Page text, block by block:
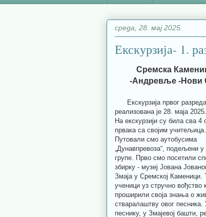
среда, 28. мај 2025.
Екскурзија- 1.
Сремска
-Андревље -Нови
Екскурзија првог разреда
реализована је 28. маја
На екскурзији су била сва
првака са својим учитељица.
Путовали смо аутобусима
„Дунавпревоза“, подељени
групе. Прво смо посетили
збирку - музеј Јована
Змаја у Сремској Каменици.
ученици уз стручно вођство
проширили своја знања о
стваралаштву овог песника.
песнику, у Змајевој башти,